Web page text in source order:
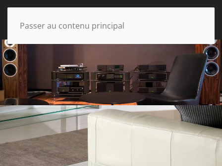
Passer au contenu principal